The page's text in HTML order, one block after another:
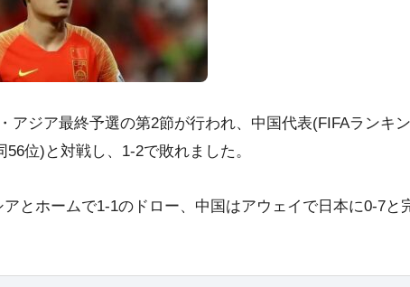
アジア最終予選の第2節が行われ、中国代表(FIFAランキン
位)と対戦し、1-2で敗れました。
とホームで1-1のドロー、中国はアウェイで日本に0-7と